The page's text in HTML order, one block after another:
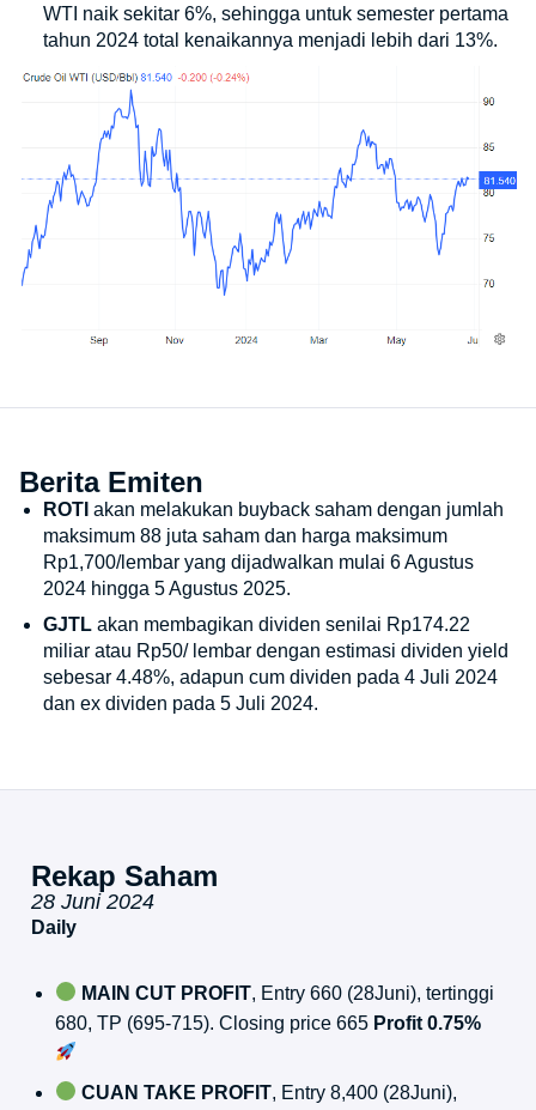
WTI naik sekitar 6%, sehingga untuk semester pertama
tahun 2024 total kenaikannya menjadi lebih dari 13%.
Berita Emiten
ROTI akan melakukan buyback saham dengan jumlah
maksimum 88 juta saham dan harga maksimum
Rp1,700/lembar yang dijadwalkan mulai 6 Agustus
2024 hingga 5 Agustus 2025.
GJTL akan membagikan dividen senilai Rp174.22
miliar atau Rp50/ lembar dengan estimasi dividen yield
sebesar 4.48%, adapun cum dividen pada 4 Juli 2024
dan ex dividen pada 5 Juli 2024.
Rekap Saham
28 Juni 2024
Daily
MAIN CUT PROFIT, Entry 660 (28Juni), tertinggi
680, TP (695-715). Closing price 665 Profit 0.75%
CUAN TAKE PROFIT, Entry 8,400 (28Juni),